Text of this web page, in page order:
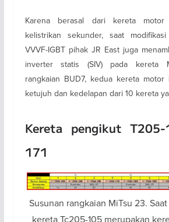
Karena berasal dari kereta motor
kelistrikan sekunder, saat
VVVF-IGBT pihak JR East juga
inverter statis (SIV) pada kereta
rangkaian BUD7, kedua kereta
ketujuh dan kedelapan dari 10 kereta
Kereta pengikut
171
Susunan rangkaian MiTsu 23.
kereta Tc205-105 merupakan